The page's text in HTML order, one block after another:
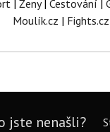
| Ženy| Cestování |
Moulík.cz | Fights.cz
jste nenašli?